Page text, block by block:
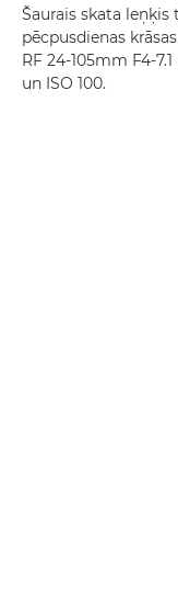
Šaurais skata leņķis
pēcpusdienas
RF 24-105mm F4-
un ISO 100.